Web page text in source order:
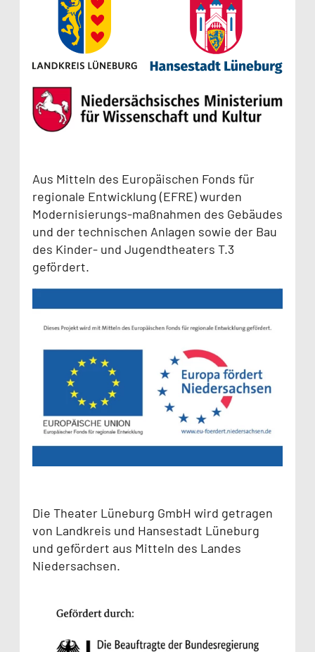
Aus Mitteln des Europäischen Fonds für
regionale Entwicklung (EFRE) wurden
Modernisierungs-maßnahmen des Gebäudes
und der technischen Anlagen sowie der Bau
des Kinder- und Jugendtheaters T.3
gefördert.
Die Theater Lüneburg GmbH wird getragen
von Landkreis und Hansestadt Lüneburg
und gefördert aus Mitteln des Landes
Niedersachsen.